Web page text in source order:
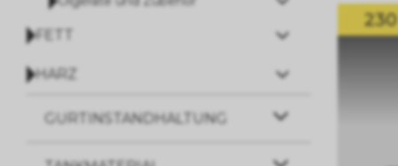
FETT
HARZ
GURTINSTANDHALTUNG